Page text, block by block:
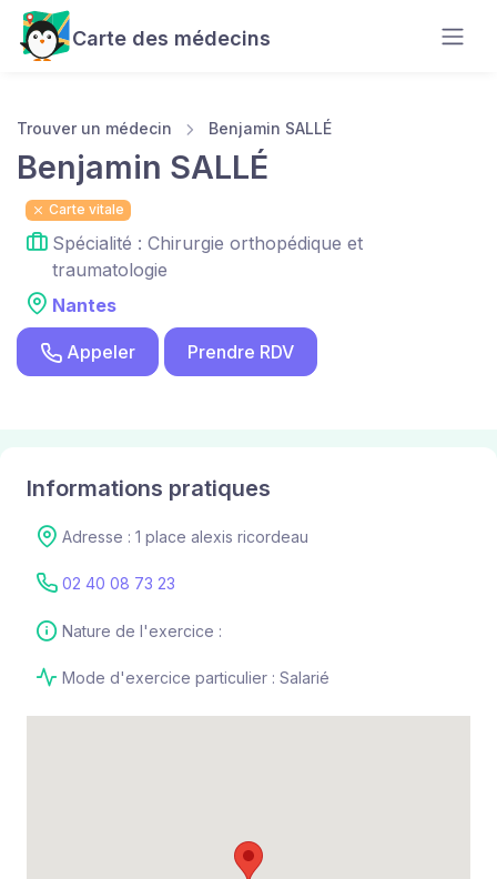
Carte des médecins
Trouver un médecin Benjamin SALLÉ
Benjamin SALLÉ
Carte vitale
Spécialité : Chirurgie orthopédique et
traumatologie
Nantes
Appeler Prendre RDV
Informations pratiques
Adresse : 1 place alexis ricordeau
02 40 08 73 23
Nature de l'exercice :
Mode d'exercice particulier : Salarié